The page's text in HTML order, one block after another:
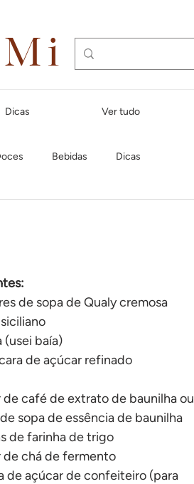
Dicas Ver tudo
Bebidas Dicas
de sopa de Qualy cremosa
(usei baía)
de açúcar refinado
de café de extrato de baunilha ou
sopa de essência de baunilha
de farinha de trigo
de chá de fermento
de açúcar de confeiteiro (para